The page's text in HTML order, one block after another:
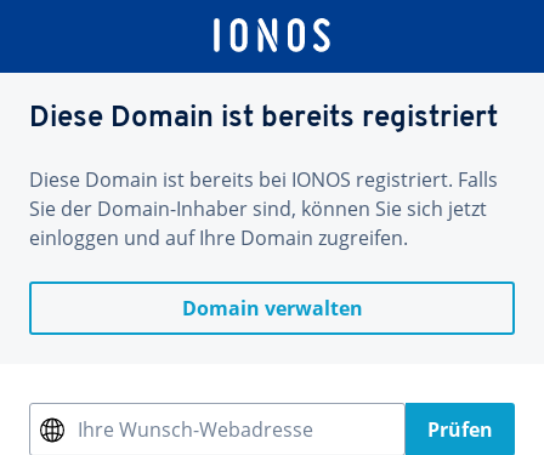
Diese Domain ist bereits registriert
Diese Domain ist bereits bei IONOS registriert. Falls
Sie der Domain-Inhaber sind, können Sie sich jetzt
einloggen und auf Ihre Domain zugreifen.
Domain verwalten
Ihre Wunsch-Webadresse Prüfen